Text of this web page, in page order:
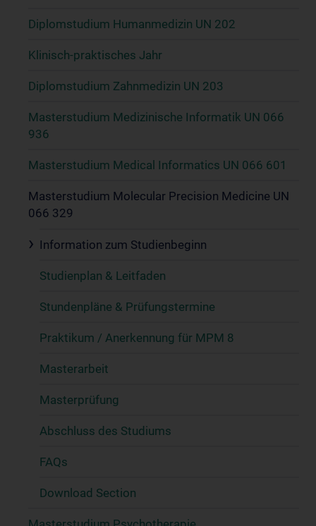
Diplomstudium Humanmedizin UN 202
Klinisch-praktisches Jahr
Diplomstudium Zahnmedizin UN 203
Masterstudium Medizinische Informatik UN 066
936
Masterstudium Medical Informatics UN 066 601
Masterstudium Molecular Precision Medicine UN
066 329
Information zum Studienbeginn
Studienplan & Leitfaden
Stundenpläne & Prüfungstermine
Praktikum / Anerkennung für MPM 8
Masterarbeit
Masterprüfung
Abschluss des Studiums
FAQs
Download Section